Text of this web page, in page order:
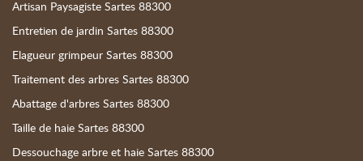
Artisan Paysagiste Sartes 88300
Entretien de jardin Sartes 88300
Elagueur grimpeur Sartes 88300
Traitement des arbres Sartes 88300
Abattage d'arbres Sartes 88300
Taille de haie Sartes 88300
Dessouchage arbre et haie Sartes 88300